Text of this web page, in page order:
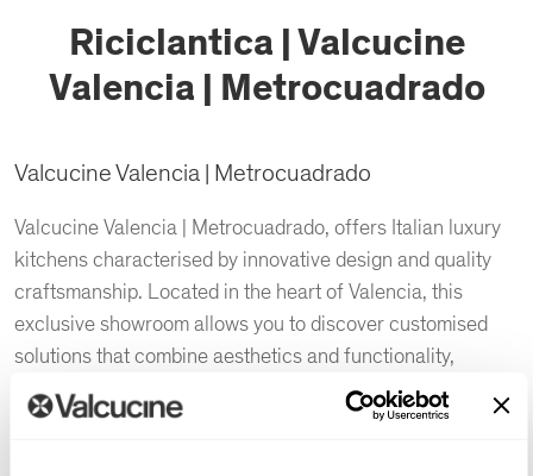
Riciclantica | Valcucine
Valencia | Metrocuadrado
Valcucine Valencia | Metrocuadrado
Valcucine Valencia | Metrocuadrado, offers Italian luxury
kitchens characterised by innovative design and quality
craftsmanship. Located in the heart of Valencia, this
exclusive showroom allows you to discover customised
solutions that combine aesthetics and functionality,
transforming the kitchen into a sustainable and
sophisticated work of art.